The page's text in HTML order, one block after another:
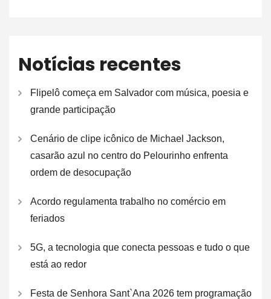
Notícias recentes
Flipelô começa em Salvador com música, poesia e
grande participação
Cenário de clipe icônico de Michael Jackson,
casarão azul no centro do Pelourinho enfrenta
ordem de desocupação
Acordo regulamenta trabalho no comércio em
feriados
5G, a tecnologia que conecta pessoas e tudo o que
está ao redor
Festa de Senhora Sant`Ana 2026 tem programação